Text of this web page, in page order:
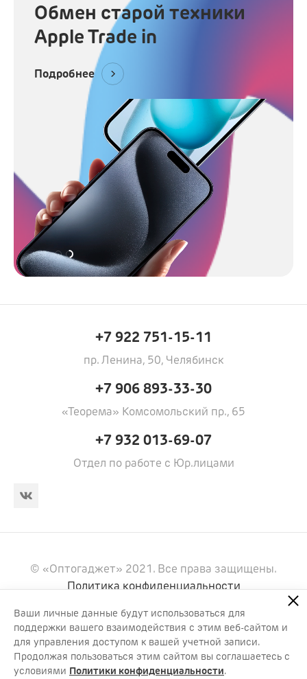
Обмен старой техники
Apple Trade in
Подробнее
+7 922 751-15-11
пр. Ленина, 50, Челябинск
+7 906 893-33-30
«Теорема» Комсомольский пр., 65
+7 932 013-69-07
Отдел по работе с Юр.лицами
© «Оптогаджет» 2021. Все права защищены.
Политика конфиденциальности
информационный характер и не является
публичной офертой. Цены и наличие товаров могут
отличаться. Актуальную информацию уточняйте у
менеджера.
Ваши личные данные будут использоваться для
поддержки вашего взаимодействия с этим веб-сайтом и
для управления доступом к вашей учетной записи.
Продолжая пользоваться этим сайтом вы соглашаетесь с
условиями Политики конфиденциальности.